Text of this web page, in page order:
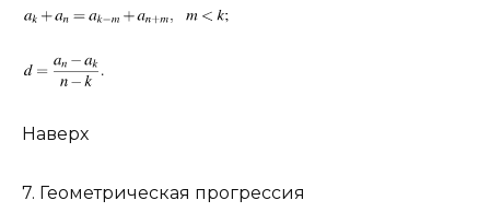
Наверх
7. Геометрическая прогрессия